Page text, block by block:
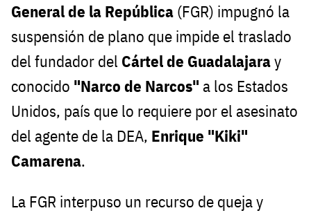
General de la República (FGR) impugnó la
suspensión de plano que impide el traslado
del fundador del Cártel de Guadalajaray
conocido "Narco de Narcos" a los Estados
Unidos, país que lo requiere por el asesinato
del agente de la DEA, Enrique "Kiki"
Camarena.
La FGR interpuso un recurso de queja y